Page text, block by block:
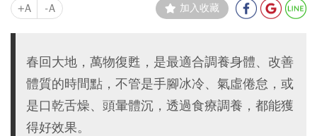
+A -A 加入收藏
春回大地，萬物復甦，是最適合調養身體、改善
體質的時間點，不管是手腳冰冷、氣虛倦怠，或
是口乾舌燥、頭暈體沉，透過食療調養，都能獲
得好效果。